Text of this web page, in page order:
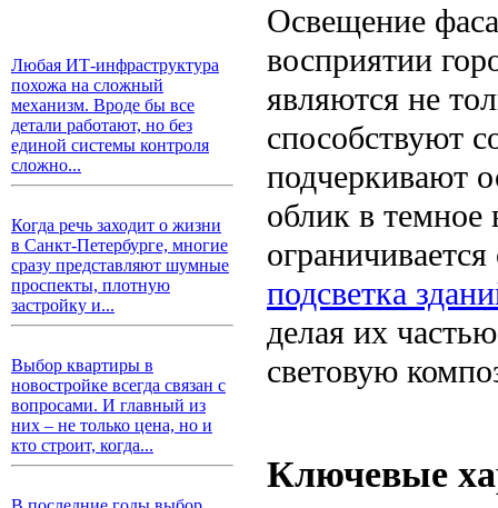
Любая ИТ-инфраструктура
похожа на сложный
механизм. Вроде бы все
детали работают, но без
единой системы контроля
сложно...
Когда речь заходит о жизни
в Санкт-Петербурге, многие
сразу представляют шумные
проспекты, плотную
застройку и...
Выбор квартиры в
новостройке всегда связан с
вопросами. И главный из
них – не только цена, но и
кто строит, когда...
Освещение
восприятии
являются не
способствуют
подчеркивают
облик в
подсветка
делая их
световую
Ключевые